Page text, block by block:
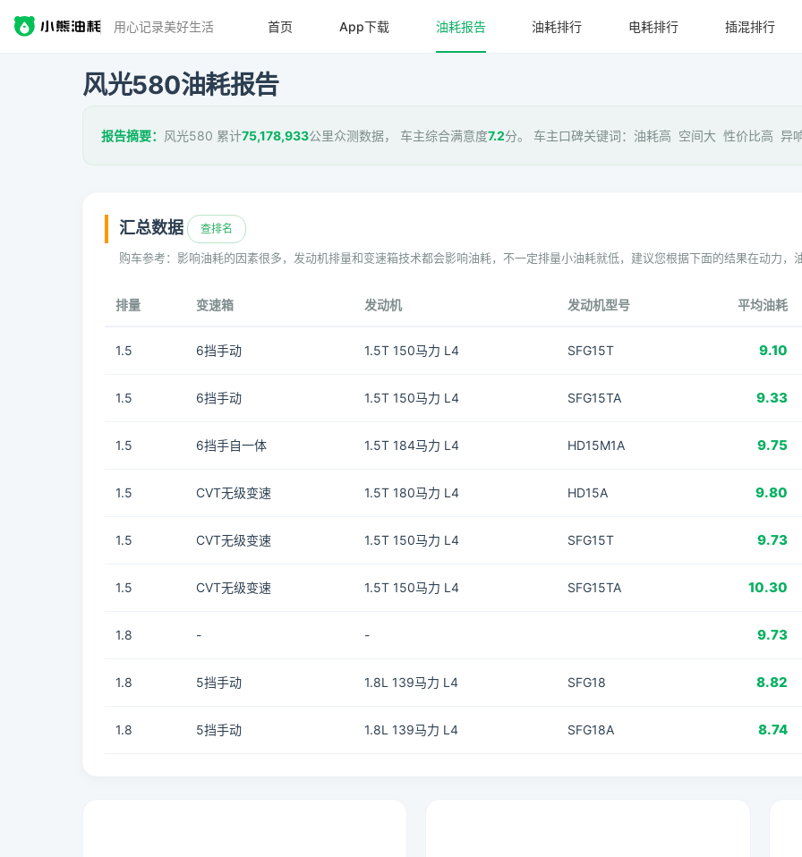
用心记录美好生活 首页 App下载 油耗报告 油耗排行 电耗排行 插混排行
风光580油耗报告
报告摘要： 风光580 累计75,178,933公里众测数据， 车主综合满意度7.2分。 车主口碑关键词：油耗高 空间大 性价比高 异
汇总数据 查排名
购车参考：影响油耗的因素很多，发动机排量和变速箱技术都会影响油耗，不一定排量小油耗就低，建议您根据下面的结果在动力
排量 变速箱 发动机 发动机型号 平均油耗
1.5 6挡手动 1.5T 150马力 L4 SFG15T 9.10
1.5 6挡手动 1.5T 150马力 L4 SFG15TA 9.33
1.5 6挡手自一体 1.5T 184马力 L4 HD15M1A 9.75
1.5 CVT无级变速 1.5T 180马力 L4 HD15A 9.80
1.5 CVT无级变速 1.5T 150马力 L4 SFG15T 9.73
1.5 CVT无级变速 1.5T 150马力 L4 SFG15TA 10.30
1.8 - - 9.73
1.8 5挡手动 1.8L 139马力 L4 SFG18 8.82
1.8 5挡手动 1.8L 139马力 L4 SFG18A 8.74